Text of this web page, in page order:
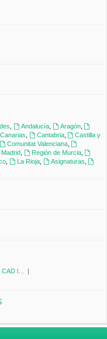
Andalucía, Aragón,
Canarias Cantabria,
Castilla y
Comunitat Valenciana,
, Región de Murcia,
, La Rioja, Asignaturas
l…